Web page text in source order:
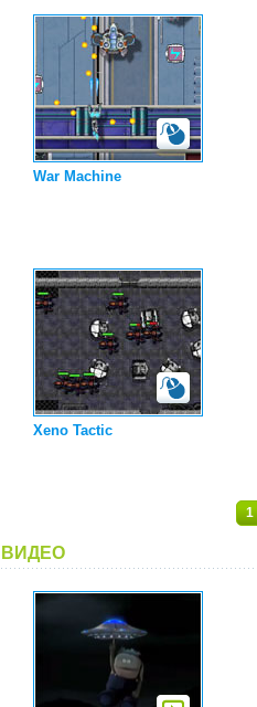
War Machine
Xeno Tactic
1
ВИДЕО